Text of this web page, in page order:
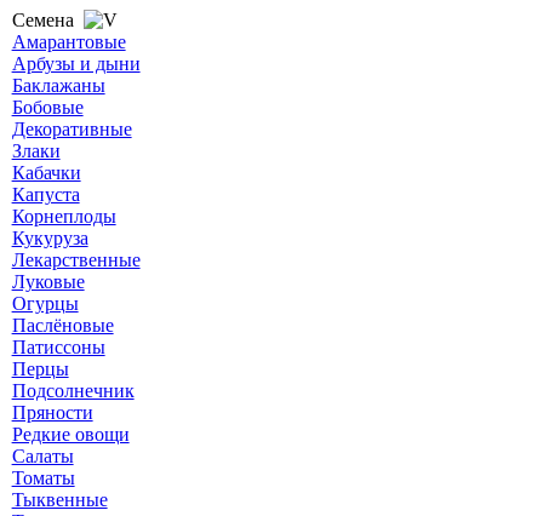
Семена
Амарантовые
Арбузы и дыни
Баклажаны
Бобовые
Декоративные
Злаки
Кабачки
Капуста
Корнеплоды
Кукуруза
Лекарственные
Луковые
Огурцы
Паслёновые
Патиссоны
Перцы
Подсолнечник
Пряности
Редкие овощи
Салаты
Томаты
Тыквенные